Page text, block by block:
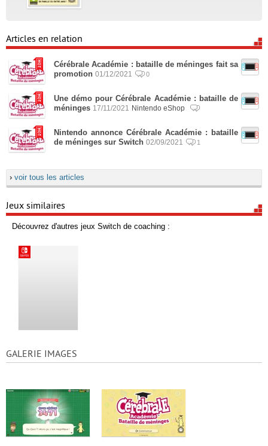
Articles en relation
Cérébrale Académie : bataille de méninges fait sa
promotion 01/12/2021 0
Une démo pour Cérébrale Académie : bataille de
méninges 17/11/2021 Nintendo eShop
Nintendo annonce Cérébrale Académie : bataille
de méninges sur Switch 02/09/2021 1
› voir tous les articles
Jeux similaires
Découvrez d'autres jeux Switch de coaching :
GALERIE IMAGES